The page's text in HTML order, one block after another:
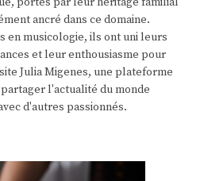
ancré dans ce domaine.
en musicologie, ils ont uni leurs
et leur enthousiasme pour
Julia Migenes, une plateforme
l'actualité du monde
d'autres passionnés.